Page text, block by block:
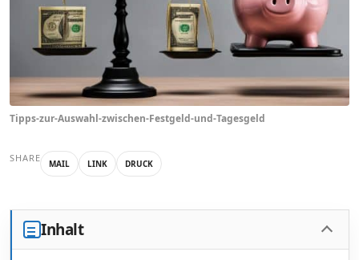
Tipps-zur-Auswahl-zwischen-Festgeld-und-Tagesgeld
SHARE MAIL LINK DRUCK
Inhalt